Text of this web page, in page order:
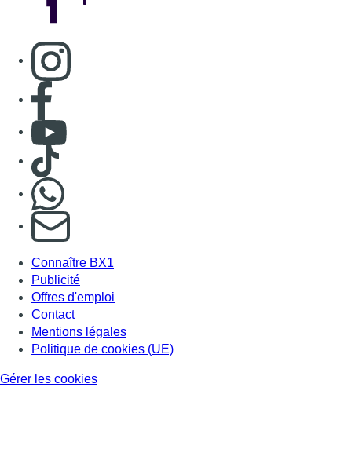
Consulter page Instagram
Consulter page Facebook
Consulter Youtube
Consulter TikTok
S'abonner à notre newsletter
Connaître BX1
Publicité
Offres d'emploi
Contact
Mentions légales
Politique de cookies (UE)
Gérer les cookies